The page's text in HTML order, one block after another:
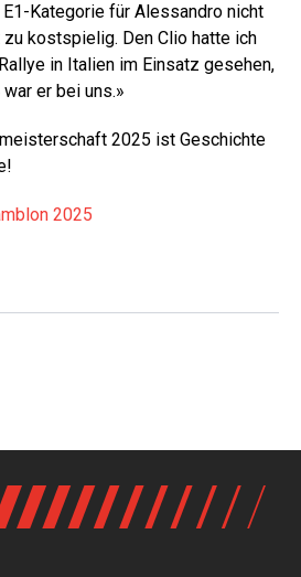
Kategorie für Alessandro nicht
kostspielig. Den Clio hatte ich
in Italien im Einsatz gesehen,
er bei uns.»
2025 ist Geschichte
2025